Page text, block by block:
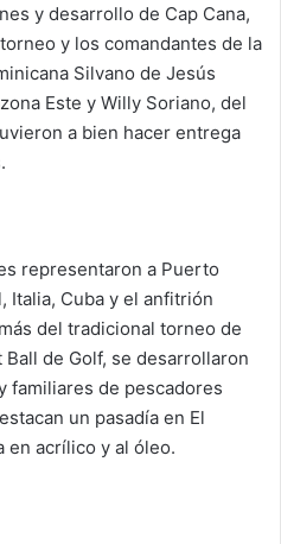
y desarrollo de Cap Cana,
y los comandantes de la
Silvano de Jesús
Este y Willy Soriano, del
a bien hacer entrega
representaron a Puerto
Italia, Cuba y el anfitrión
del tradicional torneo de
de Golf, se desarrollaron
familiares de pescadores
un pasadía en El
en acrílico y al óleo.